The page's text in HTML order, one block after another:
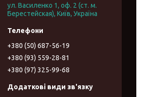
ул. Василенко 1, оф. 2 (ст. м.
Берестейская), Київ, Україна
+380 (50) 687-56-19
+380 (93) 559-28-81
+380 (97) 325-99-68